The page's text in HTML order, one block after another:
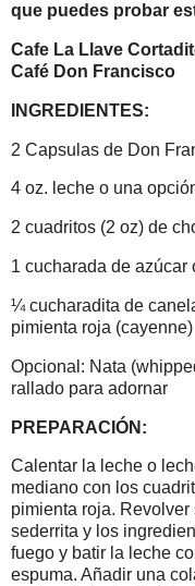
que puedes probar
Cafe La Llave
Café Don Francisco
INGREDIENTES:
2 Capsulas de Don
4 oz. leche o una
2 cuadritos (2 oz) de
1 cucharada de azúcar
¼ cucharadita de
pimienta roja (cayenne)
Opcional: Nata
rallado para adornar
PREPARACIÓN:
Calentar la leche o
mediano con los
pimienta roja.
sederrita y los
fuego y batir la leche
espuma. Añadir una